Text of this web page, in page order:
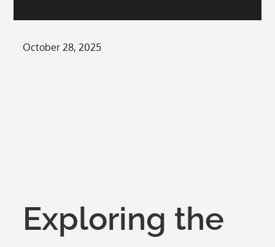
Posted
October 28, 2025
Exploring the